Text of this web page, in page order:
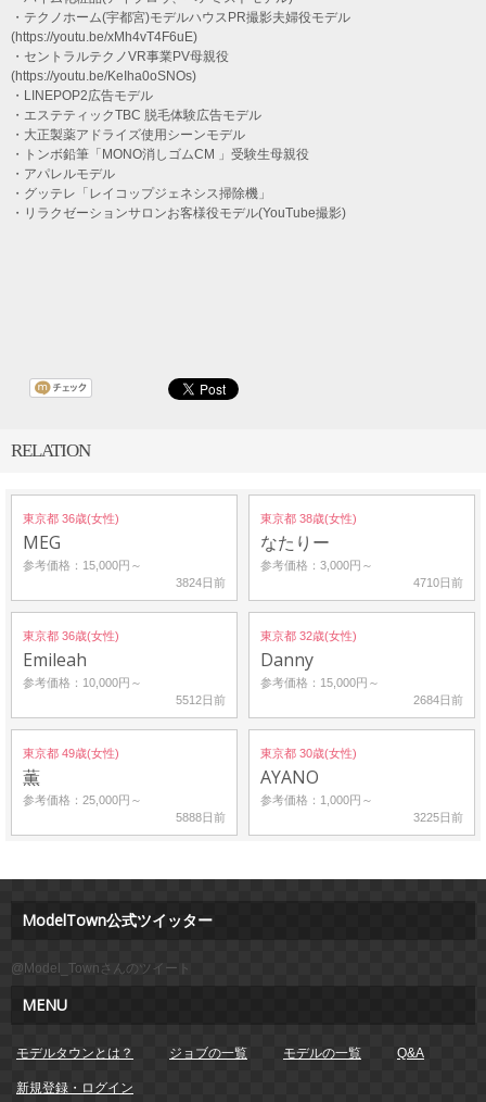
・テクノホーム(宇都宮)モデルハウスPR撮影夫婦役モデル
(https://youtu.be/xMh4vT4F6uE)
・セントラルテクノVR事業PV母親役
(https://youtu.be/KeIha0oSNOs)
・LINEPOP2広告モデル
・エステティックTBC 脱毛体験広告モデル
・大正製薬アドライズ使用シーンモデル
・トンボ鉛筆「MONO消しゴムCM 」受験生母親役
・アパレルモデル
・グッテレ「レイコップジェネシス掃除機」
・リラクゼーションサロンお客様役モデル(YouTube撮影)
RELATION
東京都 36歳(女性)
MEG
参考価格：15,000円～
3824日前
東京都 38歳(女性)
なたりー
参考価格：3,000円～
4710日前
東京都 36歳(女性)
Emileah
参考価格：10,000円～
5512日前
東京都 32歳(女性)
Danny
参考価格：15,000円～
2684日前
東京都 49歳(女性)
薫
参考価格：25,000円～
5888日前
東京都 30歳(女性)
AYANO
参考価格：1,000円～
3225日前
ModelTown公式ツイッター
@Model_Townさんのツイート
MENU
モデルタウンとは？ ジョブの一覧 モデルの一覧 Q&A
新規登録・ログイン